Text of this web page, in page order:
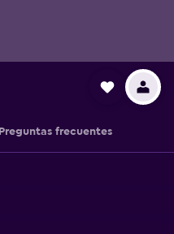
Preguntas frecuentes